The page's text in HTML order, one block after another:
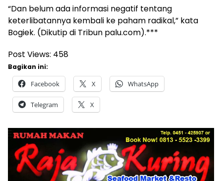
“Dan belum ada informasi negatif tentang
keterlibatannya kembali ke paham radikal,” kata
Bogiek. (Dikutip di Tribun palu.com).***
Post Views: 458
Bagikan ini:
Facebook X WhatsApp
Telegram X